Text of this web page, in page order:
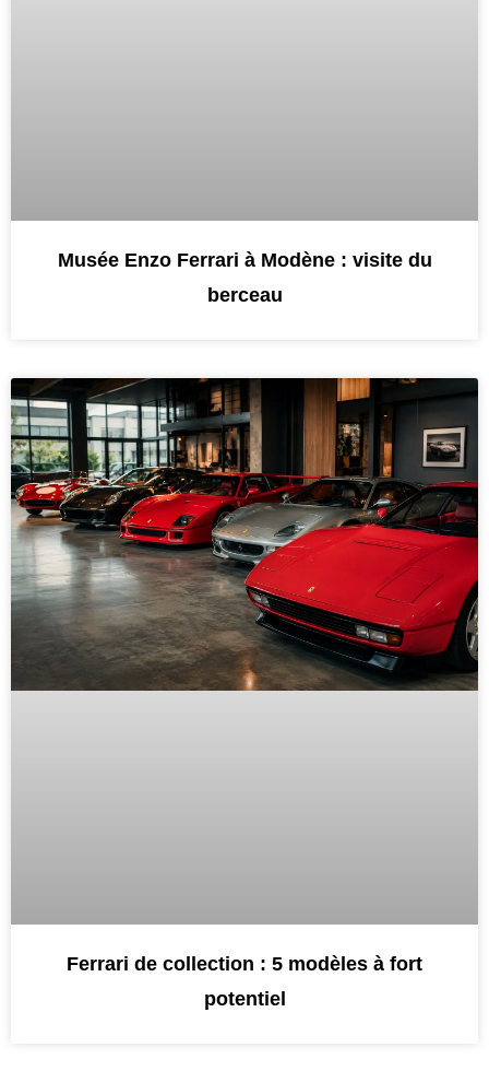
Musée Enzo Ferrari à Modène : visite du
berceau
Ferrari de collection : 5 modèles à fort
potentiel